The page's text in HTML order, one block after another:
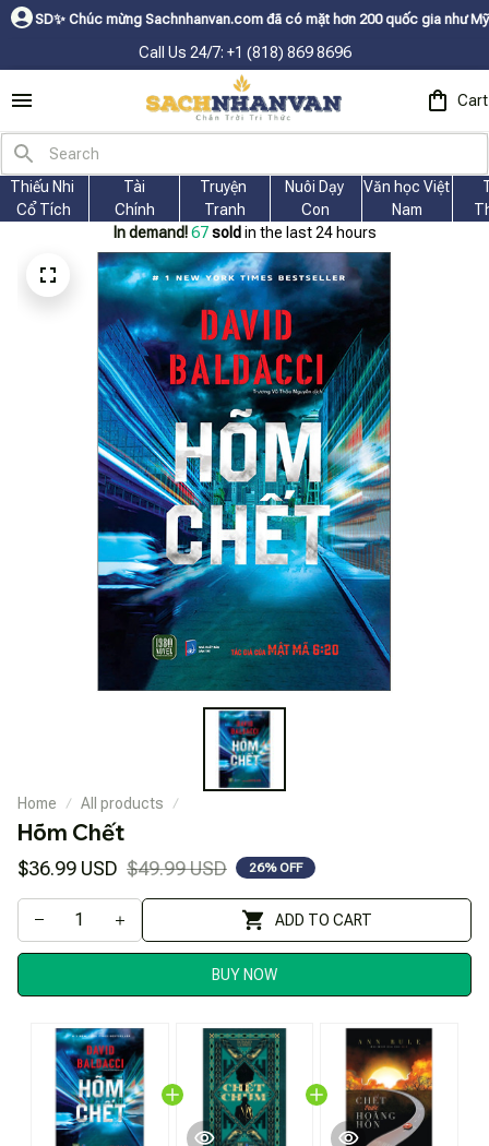
mừng Sachnhanvan.com đã có mặt hơn 200 quốc gia như Mỹ, Canada,
Call Us 24/7: +1 (818) 869 8696
Cart
Thiếu Nhi
Cổ Tích
Tài
Chính
Truyện
Tranh
Nuôi Dạy
Con
Văn học Việt
Nam
In demand! 67 sold in the last 24 hours
Home All products
Hõm Chết
$36.99 USD $49.99 USD 26% OFF
ADD TO CART
BUY NOW